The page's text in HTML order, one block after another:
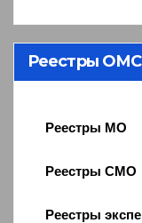
Реестры ОМС
Реестры МО
Реестры СМО
Реестры